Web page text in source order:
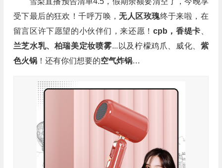
受下最后的狂欢！千呼万唤，无人区玫瑰终于来啦，在
留言区许下愿望的小伙伴们，来还愿！ cpb，香缇卡
兰芝水乳、柏瑞美定妆喷雾...以及柠檬鸡爪、威化、 紫
色火锅！还有你们想要的空气炸锅…